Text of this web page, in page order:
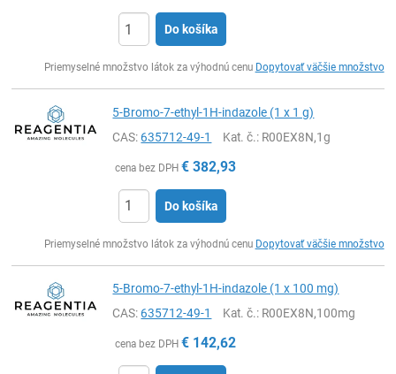
Do košíka
Priemyselné množstvo látok za výhodnú cenu Dopytovať väčšie množstvo
5-Bromo-7-ethyl-1H-indazole (1 x 1 g)
CAS:635712-49-1 Kat. č.: R00EX8N,1g
cena bez DPH € 382,93
Do košíka
Priemyselné množstvo látok za výhodnú cenu Dopytovať väčšie množstvo
5-Bromo-7-ethyl-1H-indazole (1 x 100 mg)
CAS:635712-49-1 Kat. č.: R00EX8N,100mg
cena bez DPH € 142,62